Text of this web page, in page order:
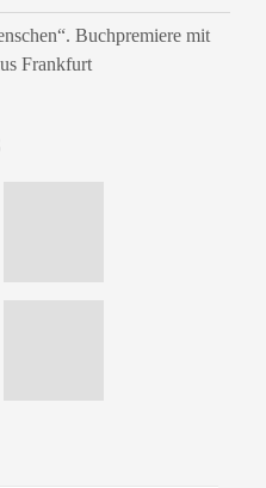
Buchpremiere mit
Frankfurt